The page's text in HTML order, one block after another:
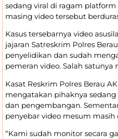
sedang viral di ragam platform
masing video tersebut
Kasus tersebarnya video
jajaran Satreskrim Polres
penyelidikan dan sudah
pemeran video. Salah
Kasat Reskrim Polres Berau
mengatakan pihaknya
dan pengembangan.
penyebar video mesum masih
“Kami sudah monitor secara